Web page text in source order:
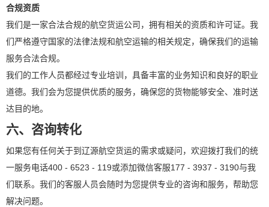
合规资质
我们是一家合法合规的航空货运公司，拥有相关的资质和许可证。我
们严格遵守国家的法律法规和航空运输的相关规定，确保我们的运输
服务合法合规。
我们的工作人员都经过专业培训，具备丰富的业务知识和良好的职业
道德。我们会为您提供优质的服务，确保您的货物能够安全、准时送
达目的地。
六、咨询转化
如果您有任何关于到辽源航空货运的需求或疑问，欢迎拨打我们的统
一服务电话400 - 6523 - 119或添加微信客服177 - 3937 - 3190与我
们联系。我们的客服人员会随时为您提供专业的咨询和服务，帮助您
解决问题。